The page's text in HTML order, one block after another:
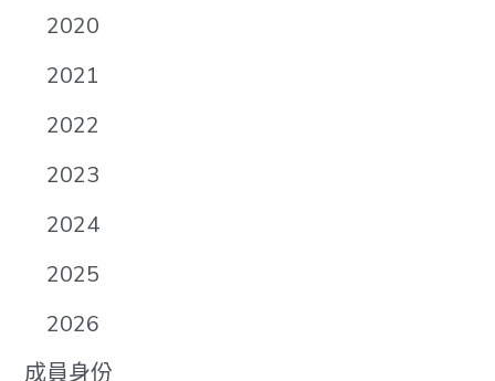
2020
2021
2022
2023
2024
2025
2026
成員身份